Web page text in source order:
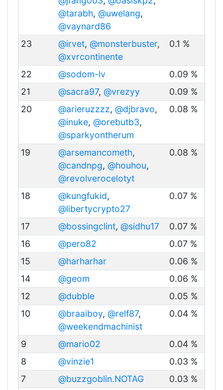
@tarabh, @uwelang,
@vaynard86
23
@irvet, @monsterbuster,
@xvrcontinente
0.1 %
22 @sodom-lv
0.09 %
21
@sacra97, @vrezyy
0.09 %
20
@arieruzzzz, @djbravo,
@inuke, @orebutb3,
@sparkyontherum
0.08 %
19 @arsemancometh,
@candnpg, @houhou,
@revolverocelotyt
0.08 %
18 @kungfukid,
@libertycrypto27
0.07 %
17 @bossingclint, @sidhu17
0.07 %
16
@pero82
0.07 %
15
@harharhar
0.06 %
14
@geom
0.06 %
12
@dubble
0.05 %
10
@braaiboy, @relf87,
@weekendmachinist
0.04 %
9 @mario02
0.04 %
8
@vinzie1
0.03 %
7
@buzzgoblin.NOTAG
0.03 %